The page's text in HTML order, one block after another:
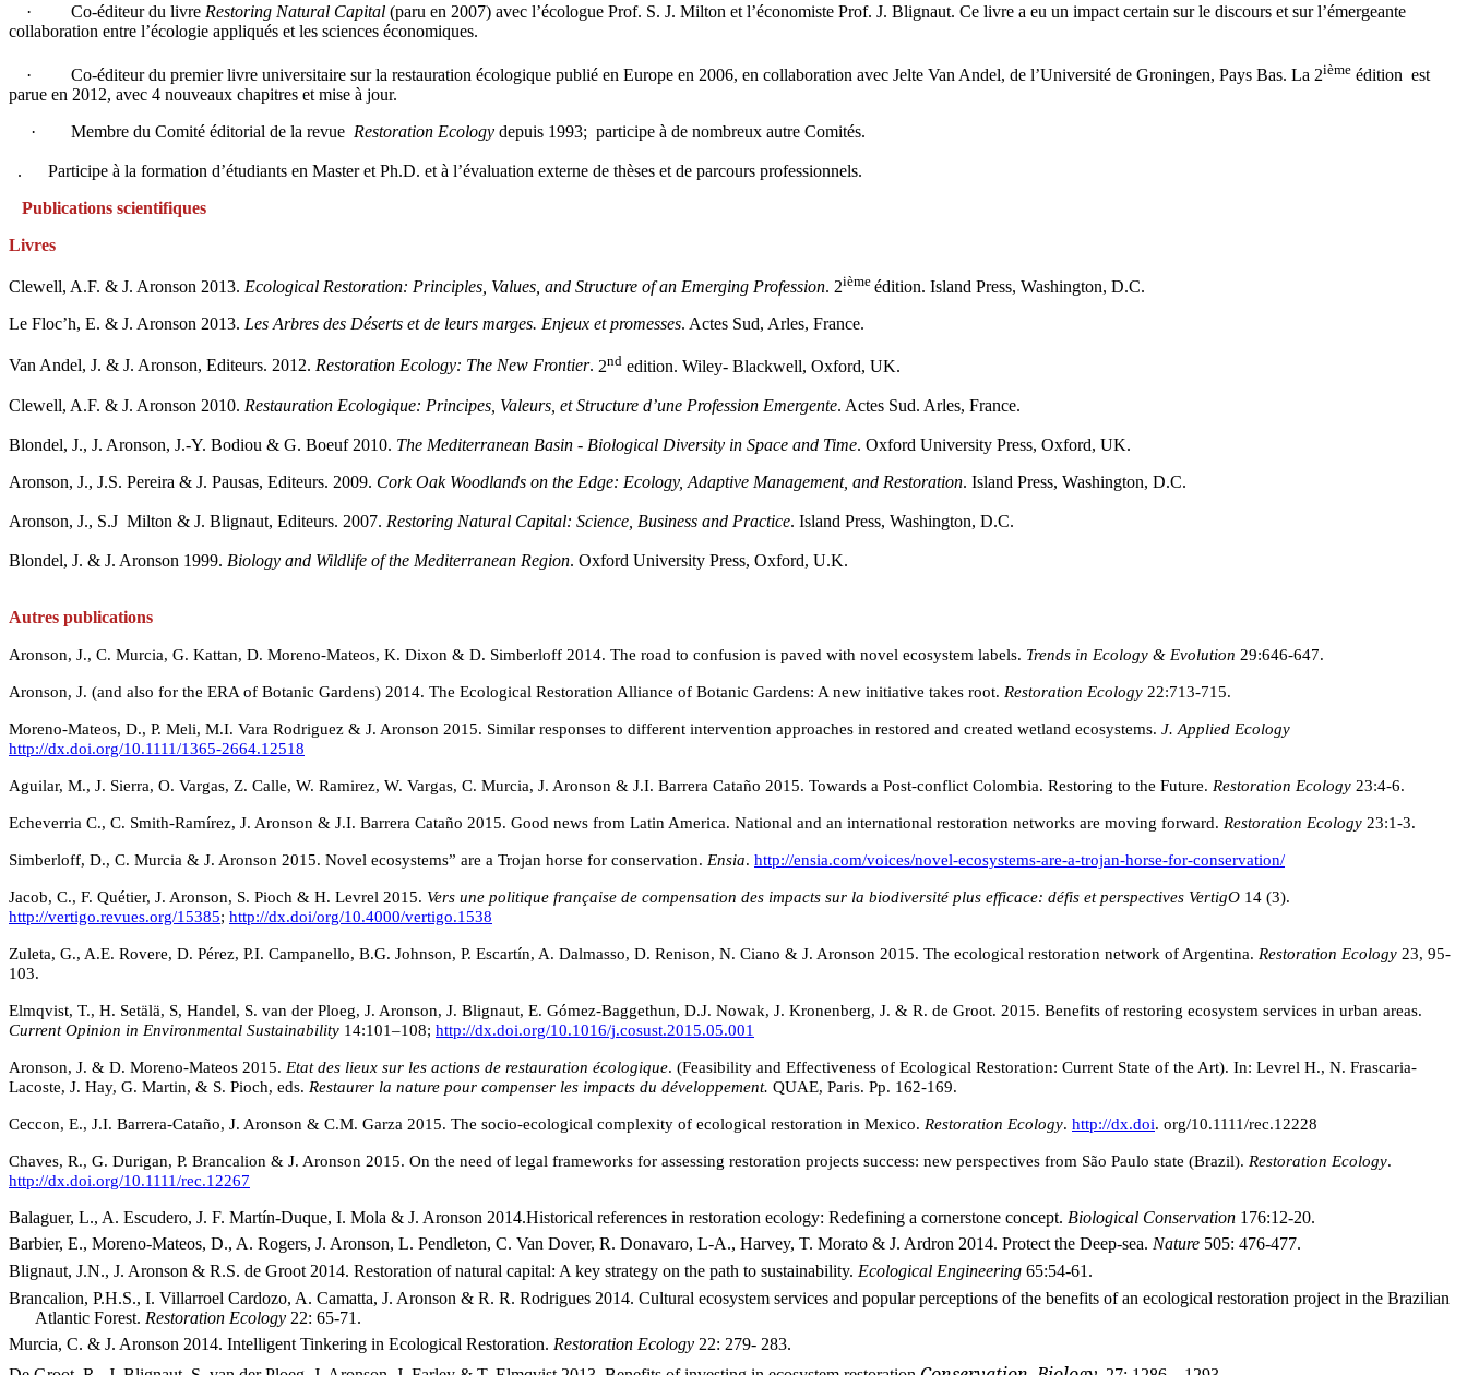
· Co-éditeur du livre Restoring Natural Capital (paru en 2007) avec l’écologue Prof. S. J. Milton et l’économiste Prof. J. Blignaut. Ce livre a eu un impact certain sur le discours et sur l’émergeante
collaboration entre l’écologie appliqués et les sciences économiques.
· Co-éditeur du premier livre universitaire sur la restauration écologique publié en Europe en 2006, en collaboration avec Jelte Van Andel, de l’Université de Groningen, Pays Bas. La 2ième édition est
parue en 2012, avec 4 nouveaux chapitres et mise à jour.
· Membre du Comité éditorial de la revue Restoration Ecology depuis 1993; participe à de nombreux autre Comités.
. Participe à la formation d’étudiants en Master et Ph.D. et à l’évaluation externe de thèses et de parcours professionnels.
Publications scientifiques
Livres
Clewell, A.F. & J. Aronson 2013. Ecological Restoration: Principles, Values, and Structure of an Emerging Profession. 2ième édition. Island Press, Washington, D.C.
Le Floc’h, E. & J. Aronson 2013. Les Arbres des Déserts et de leurs marges. Enjeux et promesses. Actes Sud, Arles, France.
Van Andel, J. & J. Aronson, Editeurs. 2012. Restoration Ecology: The New Frontier. 2nd edition. Wiley- Blackwell, Oxford, UK.
Clewell, A.F. & J. Aronson 2010. Restauration Ecologique: Principes, Valeurs, et Structure d’une Profession Emergente. Actes Sud. Arles, France.
Blondel, J., J. Aronson, J.-Y. Bodiou & G. Boeuf 2010. The Mediterranean Basin - Biological Diversity in Space and Time. Oxford University Press, Oxford, UK.
Aronson, J., J.S. Pereira & J. Pausas, Editeurs. 2009. Cork Oak Woodlands on the Edge: Ecology, Adaptive Management, and Restoration. Island Press, Washington, D.C.
Aronson, J., S.J Milton & J. Blignaut, Editeurs. 2007. Restoring Natural Capital: Science, Business and Practice. Island Press, Washington, D.C.
Blondel, J. & J. Aronson 1999. Biology and Wildlife of the Mediterranean Region. Oxford University Press, Oxford, U.K.
Autres publications
Aronson, J., C. Murcia, G. Kattan, D. Moreno-Mateos, K. Dixon & D. Simberloff 2014. The road to confusion is paved with novel ecosystem labels. Trends in Ecology & Evolution 29:646-647.
Aronson, J. (and also for the ERA of Botanic Gardens) 2014. The Ecological Restoration Alliance of Botanic Gardens: A new initiative takes root. Restoration Ecology 22:713-715.
Moreno-Mateos, D., P. Meli, M.I. Vara Rodriguez & J. Aronson 2015. Similar responses to different intervention approaches in restored and created wetland ecosystems. J. Applied Ecology
http://dx.doi.org/10.1111/1365-2664.12518
Aguilar, M., J. Sierra, O. Vargas, Z. Calle, W. Ramirez, W. Vargas, C. Murcia, J. Aronson & J.I. Barrera Cataño 2015. Towards a Post-conflict Colombia. Restoring to the Future. Restoration Ecology 23:4-6.
Echeverria C., C. Smith-Ramírez, J. Aronson & J.I. Barrera Cataño 2015. Good news from Latin America. National and an international restoration networks are moving forward. Restoration Ecology 23:1-3.
Simberloff, D., C. Murcia & J. Aronson 2015. Novel ecosystems” are a Trojan horse for conservation. Ensia. http://ensia.com/voices/novel-ecosystems-are-a-trojan-horse-for-conservation/
Jacob, C., F. Quétier, J. Aronson, S. Pioch & H. Levrel 2015. Vers une politique française de compensation des impacts sur la biodiversité plus efficace: défis et perspectives VertigO 14 (3).
http://vertigo.revues.org/15385; http://dx.doi/org/10.4000/vertigo.1538
Zuleta, G., A.E. Rovere, D. Pérez, P.I. Campanello, B.G. Johnson, P. Escartín, A. Dalmasso, D. Renison, N. Ciano & J. Aronson 2015. The ecological restoration network of Argentina. Restoration Ecology 23, 95-
103.
Elmqvist, T., H. Setälä, S, Handel, S. van der Ploeg, J. Aronson, J. Blignaut, E. Gómez-Baggethun, D.J. Nowak, J. Kronenberg, J. & R. de Groot. 2015. Benefits of restoring ecosystem services in urban areas.
Current Opinion in Environmental Sustainability 14:101–108; http://dx.doi.org/10.1016/j.cosust.2015.05.001
Aronson, J. & D. Moreno-Mateos 2015. Etat des lieux sur les actions de restauration écologique. (Feasibility and Effectiveness of Ecological Restoration: Current State of the Art). In: Levrel H., N. Frascaria-
Lacoste, J. Hay, G. Martin, & S. Pioch, eds. Restaurer la nature pour compenser les impacts du développement. QUAE, Paris. Pp. 162-169.
Ceccon, E., J.I. Barrera-Cataño, J. Aronson & C.M. Garza 2015. The socio-ecological complexity of ecological restoration in Mexico. Restoration Ecology. http://dx.doi. org/10.1111/rec.12228
Chaves, R., G. Durigan, P. Brancalion & J. Aronson 2015. On the need of legal frameworks for assessing restoration projects success: new perspectives from São Paulo state (Brazil). Restoration Ecology.
http://dx.doi.org/10.1111/rec.12267
Balaguer, L., A. Escudero, J. F. Martín-Duque, I. Mola & J. Aronson 2014.Historical references in restoration ecology: Redefining a cornerstone concept. Biological Conservation 176:12-20.
Barbier, E., Moreno-Mateos, D., A. Rogers, J. Aronson, L. Pendleton, C. Van Dover, R. Donavaro, L-A., Harvey, T. Morato & J. Ardron 2014. Protect the Deep-sea. Nature 505: 476-477.
Blignaut, J.N., J. Aronson & R.S. de Groot 2014. Restoration of natural capital: A key strategy on the path to sustainability. Ecological Engineering 65:54-61.
Brancalion, P.H.S., I. Villarroel Cardozo, A. Camatta, J. Aronson & R. R. Rodrigues 2014. Cultural ecosystem services and popular perceptions of the benefits of an ecological restoration project in the Brazilian
Atlantic Forest. Restoration Ecology 22: 65-71.
Murcia, C. & J. Aronson 2014. Intelligent Tinkering in Ecological Restoration. Restoration Ecology 22: 279- 283.